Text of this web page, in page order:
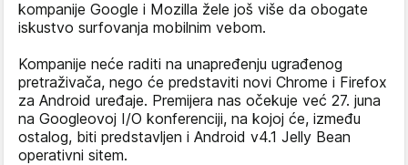
kompanije Google i Mozilla žele još više da obogate
iskustvo surfovanja mobilnim vebom.
Kompanije neće raditi na unapređenju ugrađenog
pretraživača, nego će predstaviti novi Chrome i Firefox
za Android uređaje. Premijera nas očekuje već 27. juna
na Googleovoj I/O konferenciji, na kojoj će, između
ostalog, biti predstavljen i Android v4.1 Jelly Bean
operativni sitem.